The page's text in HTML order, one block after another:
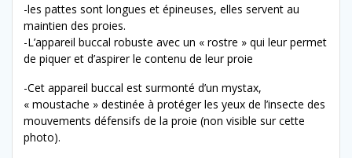
-les pattes sont longues et épineuses, elles servent au
maintien des proies.
-L’appareil buccal robuste avec un « rostre » qui leur permet
de piquer et d’aspirer le contenu de leur proie
-Cet appareil buccal est surmonté d’un mystax,
« moustache » destinée à protéger les yeux de l’insecte des
mouvements défensifs de la proie (non visible sur cette
photo).